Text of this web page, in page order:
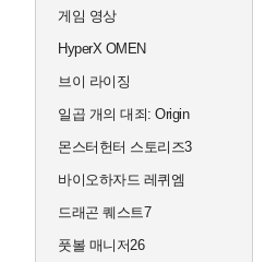
게임 영상
HyperX OMEN
브이 라이징
일곱 개의 대죄: Origin
몬스터헌터 스토리즈3
바이오하자드 레퀴엠
드래곤 퀘스트7
풋볼 매니저26